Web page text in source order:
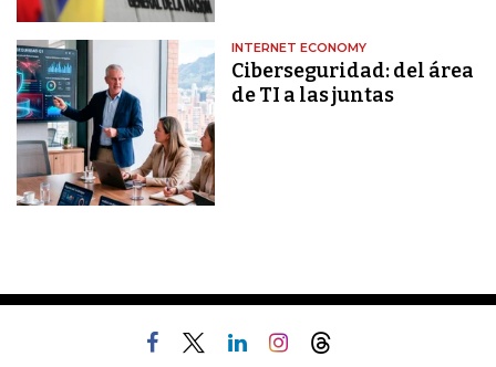
INTERNET ECONOMY
Ciberseguridad: del área
de TI a las juntas